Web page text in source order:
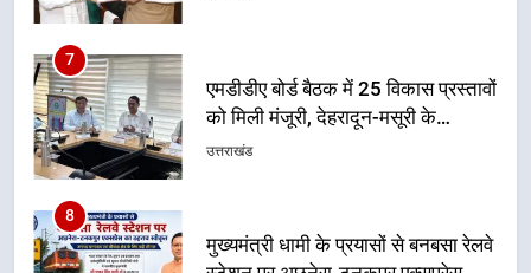
8
मुख्यमंत्री धामी के प्रयासों से बनबसा रेलवे
स्टेशन पर अछनेरा-टनकपुर एक्सप्रेस का
ठहराव हुआ स्वीकृत
उत्तराखंड
1
उत्तराखंड की नई पीढ़ी से सीधे संवाद का